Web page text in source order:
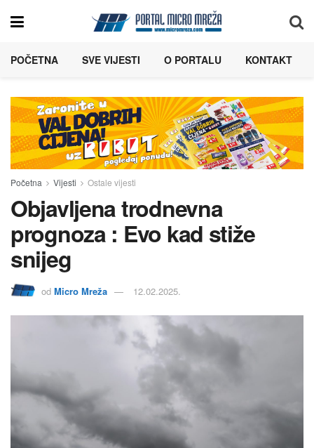
POČETNA SVE VIJESTI O PORTALU KONTAKT
Početna Vijesti Ostale vijesti
Objavljena trodnevna
prognoza : Evo kad stiže
snijeg
od Micro Mreža 12.02.2025.